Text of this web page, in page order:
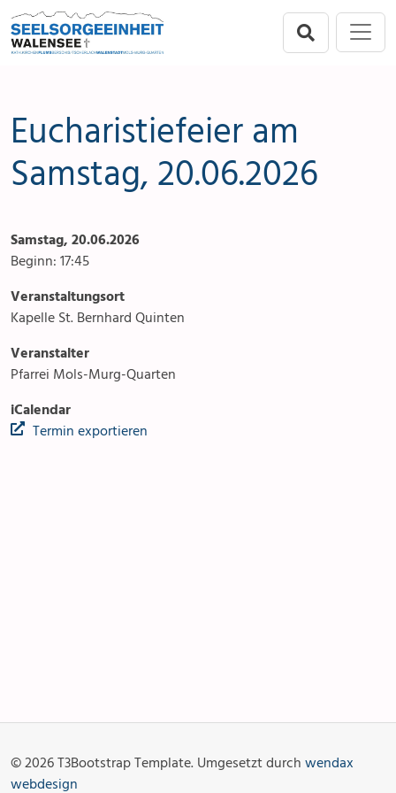
Direkt zur Hauptnavigation springen
Direkt zum Inhalt springen
Eucharistiefeier am
Samstag, 20.06.2026
Samstag, 20.06.2026
Beginn: 17:45
Veranstaltungsort
Kapelle St. Bernhard Quinten
Veranstalter
Pfarrei Mols-Murg-Quarten
iCalendar
Termin exportieren
© 2026 T3Bootstrap Template. Umgesetzt durch wendax
webdesign
Menu
Berschis-Tscherlach
Mols-Murg-Quarten
Seelsorgeeinheit
Angebote & Sakramente
Kontakte
Aktuelles & Fotogalerie
Links
Angebot & Sakramente
Aktuelles
Fotogalerie
Links